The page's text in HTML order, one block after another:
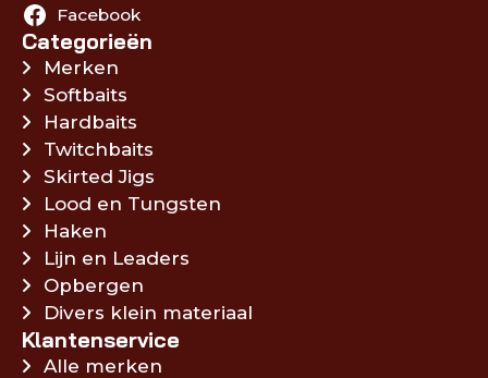
Facebook
Categorieën
Merken
Softbaits
Hardbaits
Twitchbaits
Skirted Jigs
Lood en Tungsten
Haken
Lijn en Leaders
Opbergen
Divers klein materiaal
Klantenservice
Alle merken